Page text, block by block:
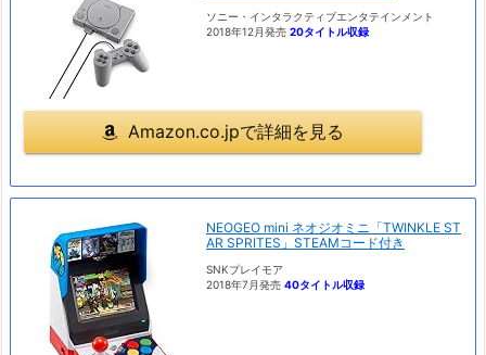
ソニー・インタラクティブエンタテインメント
2018年12月発売 20タイトル収録
Amazon.co.jpで詳細を見る
NEOGEO mini ネオジオミニ「TWINKLE ST
AR SPRITES」STEAMコード付き
SNKプレイモア
2018年7月発売 40タイトル収録